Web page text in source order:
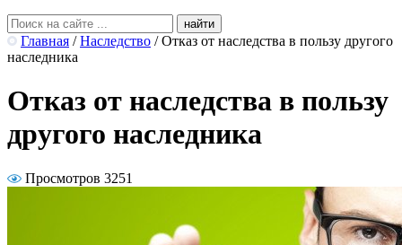
Главная / Наследство / Отказ от наследства в пользу другого
наследника
Отказ от наследства в пользу
другого наследника
Просмотров 3251